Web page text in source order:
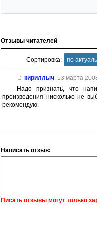
Отзывы читателей
Сортировка: по
кириллыч, 13 марта 2008
Надо признать, что
произведения нисколько не
рекомендую.
Написать отзыв:
Писать отзывы могут только